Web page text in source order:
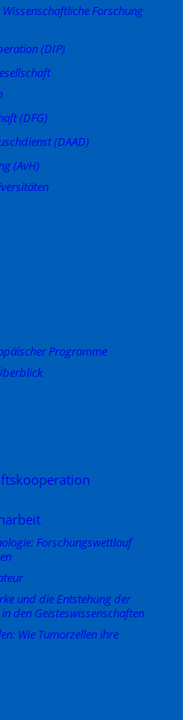
Forschung
(DIP)
(DFG)
(DAAD)
(AvH)
Programme
Forschungswettlauf
und die Entstehung der
den Geisteswissenschaften
Wie Tumorzellen ihre